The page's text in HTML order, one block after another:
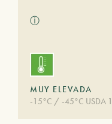
ⓘ
MUY ELEVADA
-15°C / -45°C USDA